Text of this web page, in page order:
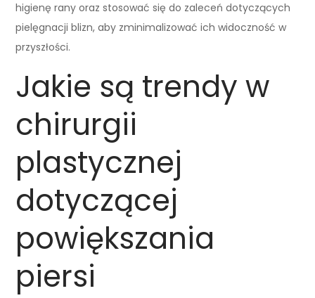
higienę rany oraz stosować się do zaleceń dotyczących
pielęgnacji blizn, aby zminimalizować ich widoczność w
przyszłości.
Jakie są trendy w
chirurgii
plastycznej
dotyczącej
powiększania
piersi